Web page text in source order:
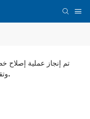
تم إنجاز عملية إصلاح
تايدا تشانغلين DN508B وتقنية التوصيل الساخن.